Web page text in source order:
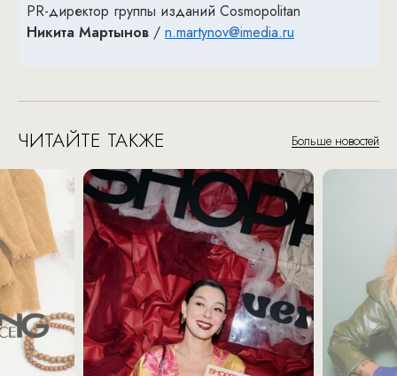
PR-директор группы изданий Cosmopolitan
Никита Мартынов / n.martynov@imedia.ru
ЧИТАЙТЕ ТАКЖЕ Больше новостей